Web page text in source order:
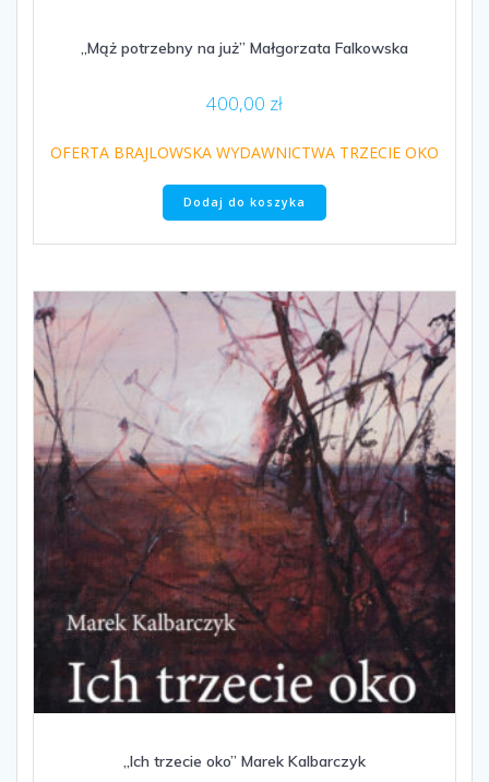
„Mąż potrzebny na już” Małgorzata Falkowska
400,00 zł
OFERTA BRAJLOWSKA WYDAWNICTWA TRZECIE OKO
Dodaj do koszyka
„Ich trzecie oko” Marek Kalbarczyk